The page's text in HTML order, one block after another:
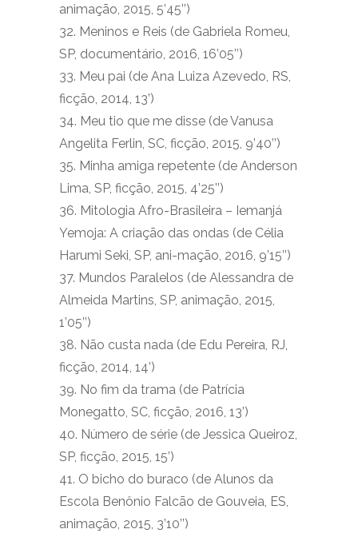
animação, 2015, 5’45’’)
32. Meninos e Reis (de Gabriela Romeu,
SP, documentário, 2016, 16’05’’)
33. Meu pai (de Ana Luiza Azevedo, RS,
ficção, 2014, 13’)
34. Meu tio que me disse (de Vanusa
Angelita Ferlin, SC, ficção, 2015, 9’40’’)
35. Minha amiga repetente (de Anderson
Lima, SP, ficção, 2015, 4’25’’)
36. Mitologia Afro-Brasileira – Iemanjá
Yemoja: A criação das ondas (de Célia
Harumi Seki, SP, ani-mação, 2016, 9’15’’)
37. Mundos Paralelos (de Alessandra de
Almeida Martins, SP, animação, 2015,
1’05’’)
38. Não custa nada (de Edu Pereira, RJ,
ficção, 2014, 14’)
39. No fim da trama (de Patrícia
Monegatto, SC, ficção, 2016, 13’)
40. Número de série (de Jessica Queiroz,
SP, ficção, 2015, 15’)
41. O bicho do buraco (de Alunos da
Escola Benônio Falcão de Gouveia, ES,
animação, 2015, 3’10’’)